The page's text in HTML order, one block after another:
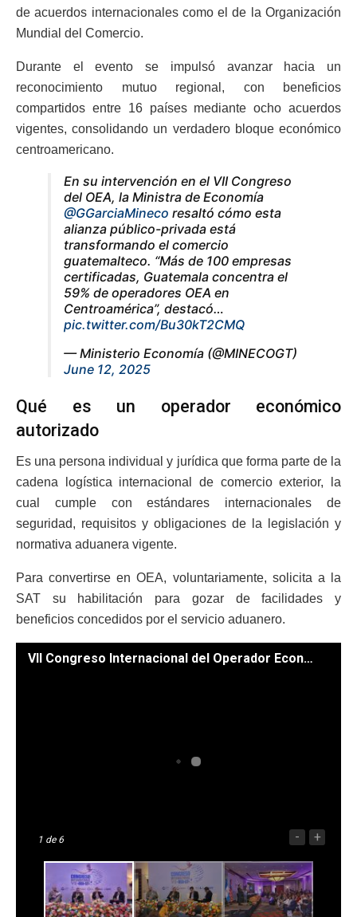
de acuerdos internacionales como el de la Organización
Mundial del Comercio.
Durante el evento se impulsó avanzar hacia un
reconocimiento mutuo regional, con beneficios
compartidos entre 16 países mediante ocho acuerdos
vigentes, consolidando un verdadero bloque económico
centroamericano.
En su intervención en el VII Congreso
del OEA, la Ministra de Economía
@GGarciaMineco resaltó cómo esta
alianza público-privada está
transformando el comercio
guatemalteco. “Más de 100 empresas
certificadas, Guatemala concentra el
59% de operadores OEA en
Centroamérica”, destacó…
pic.twitter.com/Bu30kT2CMQ
— Ministerio Economía (@MINECOGT)
June 12, 2025
Qué es un operador económico
autorizado
Es una persona individual y jurídica que forma parte de la
cadena logística internacional de comercio exterior, la
cual cumple con estándares internacionales de
seguridad, requisitos y obligaciones de la legislación y
normativa aduanera vigente.
Para convertirse en OEA, voluntariamente, solicita a la
SAT su habilitación para gozar de facilidades y
beneficios concedidos por el servicio aduanero.
VII Congreso Internacional del Operador Económico Autorizado. / Foto: Mineco y SAT.
1 de 6 - +